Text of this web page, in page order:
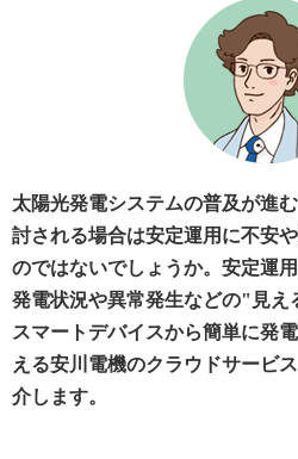
太陽光発電システムの普及が進
討される場合は安定運用に不安
のではないでしょうか。安定運
発電状況や異常発生などの"見
スマートデバイスから簡単に発
える安川電機のクラウドサービ
介します。